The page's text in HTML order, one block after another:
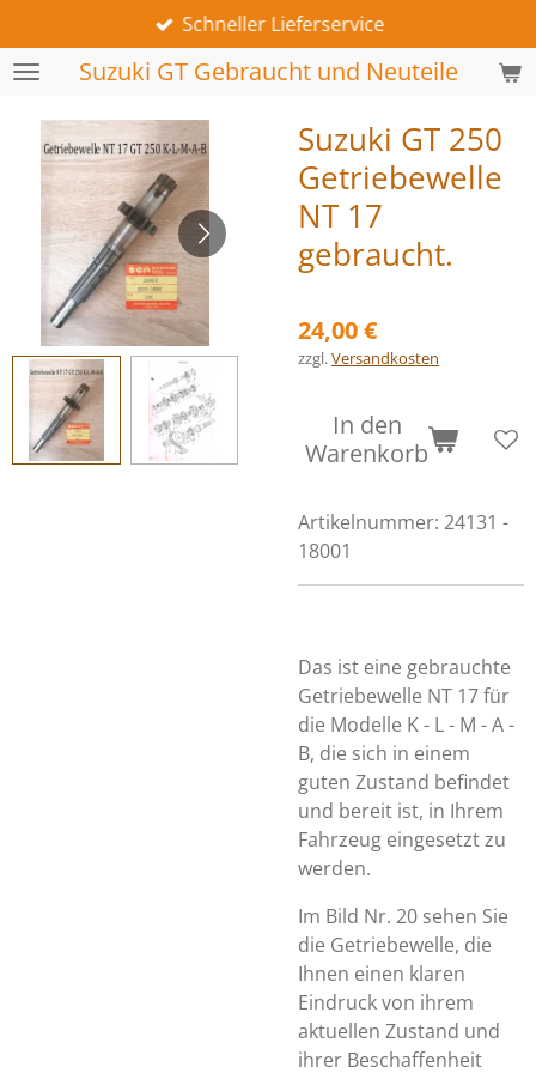
Hauptinhalt
springenSuzuki GT Gebraucht und Neuteile
Schneller Lieferservice
Suzuki GT 250
Getriebewelle
NT 17
gebraucht.
24,00 €
zzgl.Versandkosten
In den
Warenkorb
Artikelnummer: 24131 -
18001
Das ist eine gebrauchte
Getriebewelle NT 17 für
die Modelle K - L - M - A -
B, die sich in einem
guten Zustand befindet
und bereit ist, in Ihrem
Fahrzeug eingesetzt zu
werden.
Im Bild Nr. 20 sehen Sie
die Getriebewelle, die
Ihnen einen klaren
Eindruck von ihrem
aktuellen Zustand und
ihrer Beschaffenheit